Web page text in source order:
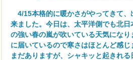
4/15本格的に暖かさがやってきて、
来ました。今日は、太平洋側でも北
の強い春の嵐が吹いている天気にな
に届いているので寒さはほとんど感
まだありますが、シャキッと起きれ